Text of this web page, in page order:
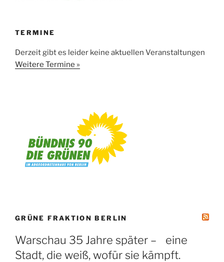
TERMINE
Derzeit gibt es leider keine aktuellen Veranstaltungen
Weitere Termine »
GRÜNE FRAKTION BERLIN
Warschau 35 Jahre später – eine
Stadt, die weiß, wofür sie kämpft.